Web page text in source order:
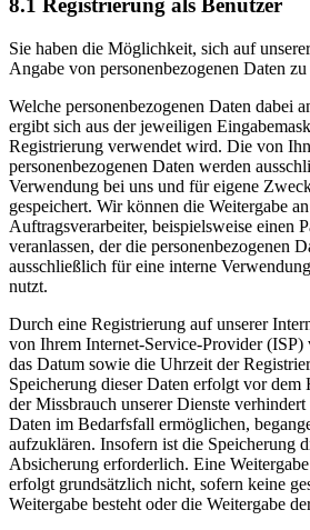
8.1 Registrierung als Benutzer
Sie haben die Möglichkeit, sich auf
Angabe von personenbezogenen Daten
Welche personenbezogenen Daten dabei
ergibt sich aus der jeweiligen
Registrierung verwendet wird. Die von
personenbezogenen Daten werden
Verwendung bei uns und für eigene
gespeichert. Wir können die Weitergabe
Auftragsverarbeiter, beispielsweise einen
veranlassen, der die personenbezogenen
ausschließlich für eine interne
nutzt.
Durch eine Registrierung auf unserer
von Ihrem Internet-Service-Provider (ISP)
das Datum sowie die Uhrzeit der
Speicherung dieser Daten erfolgt vor dem
der Missbrauch unserer Dienste
Daten im Bedarfsfall ermöglichen,
aufzuklären. Insofern ist die Speicherung
Absicherung erforderlich. Eine
erfolgt grundsätzlich nicht, sofern keine
Weitergabe besteht oder die Weitergabe